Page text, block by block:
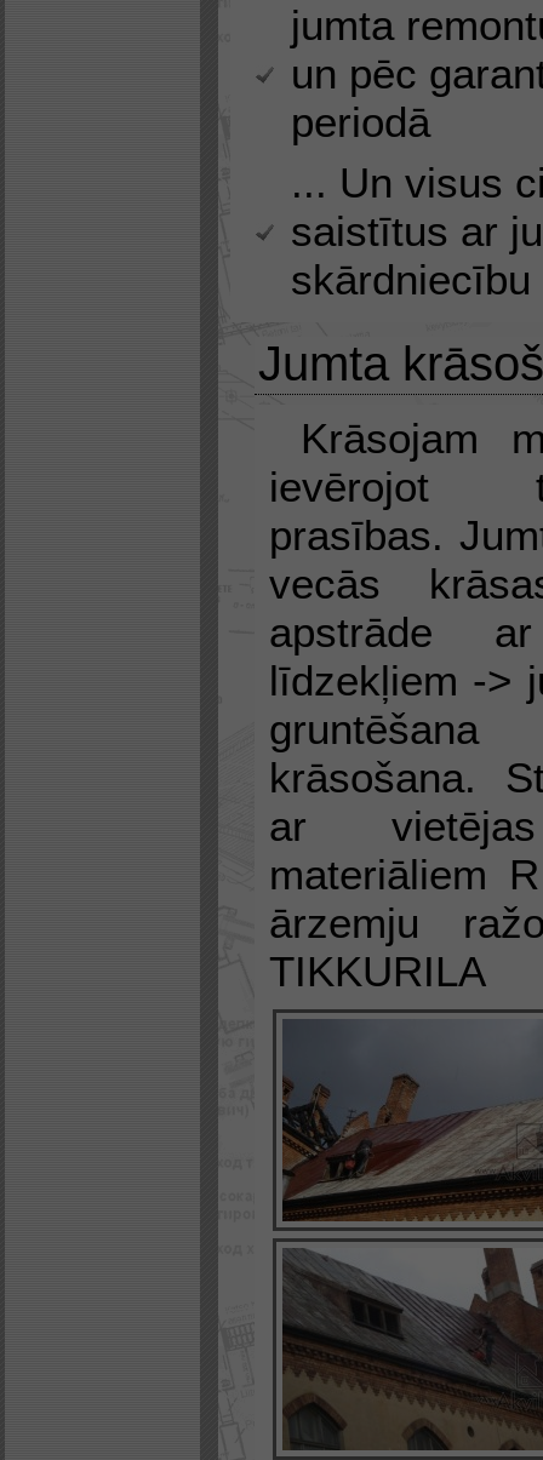
jumta
un pēc
periodā
... Un visus
saistītus ar
skārdniecību
Jumta
Krāsojam
ievērojot
prasības.
vecās
apstrāde
līdzekļiem ->
krāsošana.
ar
materiāliem
ārzemju
TIKKURILA